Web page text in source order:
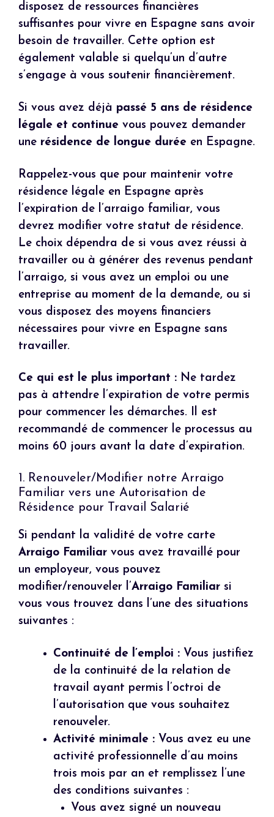
disposez de ressources financières
suffisantes pour vivre en Espagne sans avoir
besoin de travailler. Cette option est
également valable si quelqu’un d’autre
s’engage à vous soutenir financièrement.
Si vous avez déjà passé 5 ans de résidence
légale et continue vous pouvez demander
une résidence de longue durée en Espagne.
Rappelez-vous que pour maintenir votre
résidence légale en Espagne après
l’expiration de l’arraigo familiar, vous
devrez modifier votre statut de résidence.
Le choix dépendra de si vous avez réussi à
travailler ou à générer des revenus pendant
l’arraigo, si vous avez un emploi ou une
entreprise au moment de la demande, ou si
vous disposez des moyens financiers
nécessaires pour vivre en Espagne sans
travailler.
Ce qui est le plus important : Ne tardez
pas à attendre l’expiration de votre permis
pour commencer les démarches. Il est
recommandé de commencer le processus au
moins 60 jours avant la date d’expiration.
1. Renouveler/Modifier notre Arraigo
Familiar vers une Autorisation de
Résidence pour Travail Salarié
Si pendant la validité de votre carte
Arraigo Familiar vous avez travaillé pour
un employeur, vous pouvez
modifier/renouveler l’Arraigo Familiar si
vous vous trouvez dans l’une des situations
suivantes :
Continuité de l’emploi : Vous justifiez
de la continuité de la relation de
travail ayant permis l’octroi de
l’autorisation que vous souhaitez
renouveler.
Activité minimale : Vous avez eu une
activité professionnelle d’au moins
trois mois par an et remplissez l’une
des conditions suivantes :
Vous avez signé un nouveau